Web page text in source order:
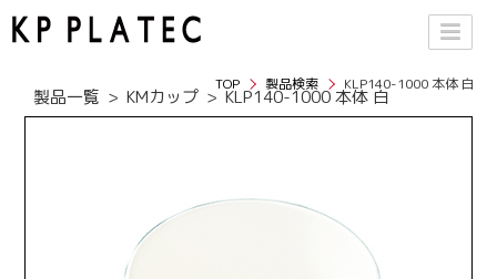
TOP 製品検索 KLP140-1000 本体 白
製品一覧 KMカップ KLP140-1000 本体 白